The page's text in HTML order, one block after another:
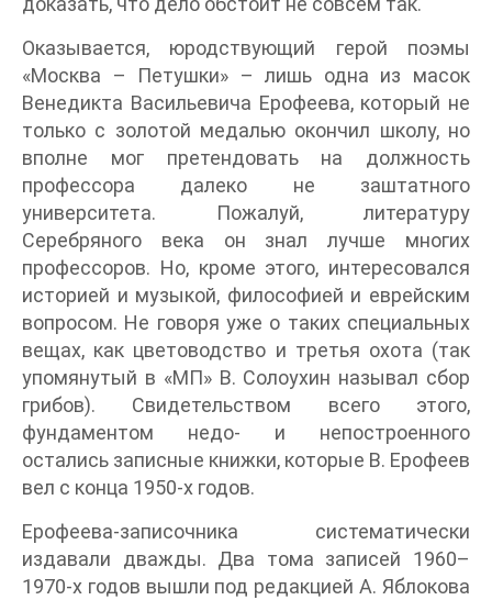
Оказывается, юродствующий герой поэмы
«Москва – Петушки» – лишь одна из масок
Венедикта Васильевича Ерофеева, который не
только с золотой медалью окончил школу, но
вполне мог претендовать на должность
профессора далеко не заштатного
университета. Пожалуй, литературу
Серебряного века он знал лучше многих
профессоров. Но, кроме этого, интересовался
историей и музыкой, философией и еврейским
вопросом. Не говоря уже о таких специальных
вещах, как цветоводство и третья охота (так
упомянутый в «МП» В. Солоухин называл сбор
грибов). Свидетельством всего этого,
фундаментом недо- и непостроенного
остались записные книжки, которые В. Ерофеев
вел с конца 1950-х годов.
Ерофеева-записочника систематически
издавали дважды. Два тома записей 1960–
1970-х годов вышли под редакцией А. Яблокова